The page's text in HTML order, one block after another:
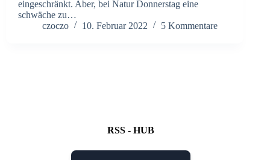
eingeschränkt. Aber, bei Natur Donnerstag eine
schwäche zu…
czoczo
10. Februar 2022 5 Kommentare
RSS - HUB